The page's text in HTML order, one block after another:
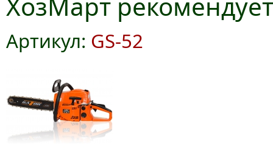
Артикул: GS-52